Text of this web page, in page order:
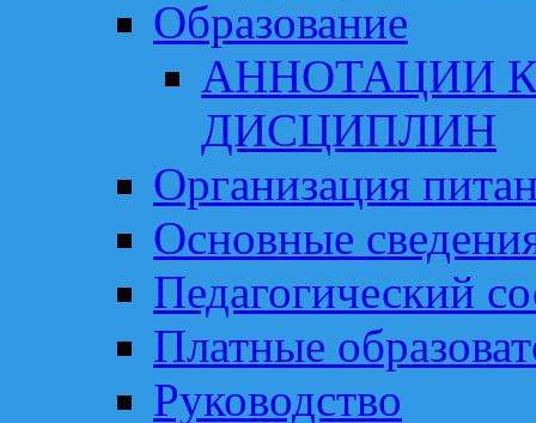
Образование
АННОТАЦИИ
ДИСЦИПЛИН
Организация
Основные
Педагогический
Платные
Руководство